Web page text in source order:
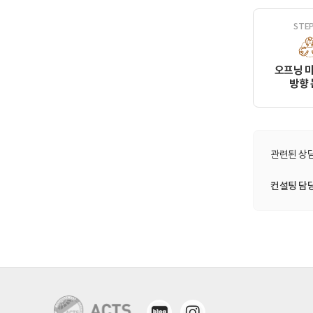
오프닝
방향
관련된 상
컨설팅 담